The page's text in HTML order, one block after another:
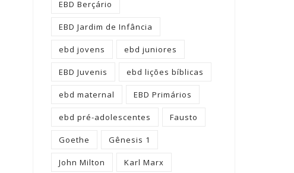
EBD Berçário
EBD Jardim de Infância
ebd jovens ebd juniores
EBD Juvenis ebd lições bíblicas
ebd maternal EBD Primários
ebd pré-adolescentes Fausto
Goethe Gênesis 1
John Milton Karl Marx